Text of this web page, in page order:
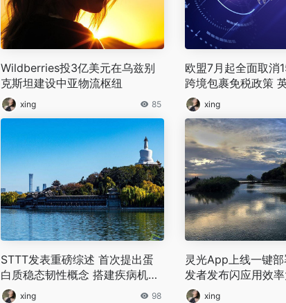
Wildberries投3亿美元在乌兹别
克斯坦建设中亚物流枢纽
xing 85
欧盟7月起全面取消
跨境包裹免税政策
DDP模式应对合规风
xing
STTT发表重磅综述 首次提出蛋
白质稳态韧性概念 搭建疾病机制
与治疗创新桥梁
xing 98
灵光App上线一键
发者发布闪应用效
xing